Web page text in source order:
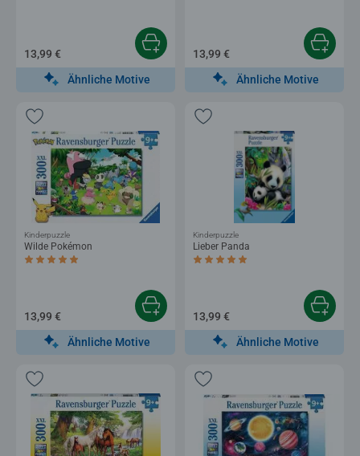
13,99 €
Ähnliche Motive
13,99 €
Ähnliche Motive
Wilde Pokémon
Durchschnittliche Bewertung 5,0 von 5 Sternen.
Kinderpuzzle
13,99 €
Ähnliche Motive
Lieber Panda
Durchschnittliche Bewertung 5,0 von 5
Kinderpuzzle
13,99 €
Ähnliche Motive